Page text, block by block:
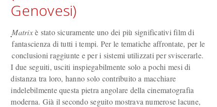
Genovesi)
Matrixè stato sicuramente uno dei più significativi film di
fantascienza di tutti i tempi. Per le tematiche affrontate, per le
conclusioni raggiunte e per i sistemi utilizzati per sviscerarle.
I due seguiti, usciti inspiegabilmente solo a pochi mesi di
distanza tra loro, hanno solo contribuito a macchiare
indelebilmente questa pietra angolare della cinematografia
moderna. Già il secondo seguito mostrava numerose lacune,